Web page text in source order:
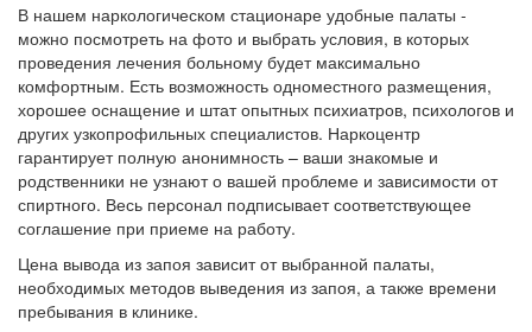
В нашем наркологическом стационаре удобные палаты -
можно посмотреть на фото и выбрать условия, в которых
проведения лечения больному будет максимально
комфортным. Есть возможность одноместного размещения,
хорошее оснащение и штат опытных психиатров, психологов и
других узкопрофильных специалистов. Наркоцентр
гарантирует полную анонимность – ваши знакомые и
родственники не узнают о вашей проблеме и зависимости от
спиртного. Весь персонал подписывает соответствующее
соглашение при приеме на работу.
Цена вывода из запоя зависит от выбранной палаты,
необходимых методов выведения из запоя, а также времени
пребывания в клинике.